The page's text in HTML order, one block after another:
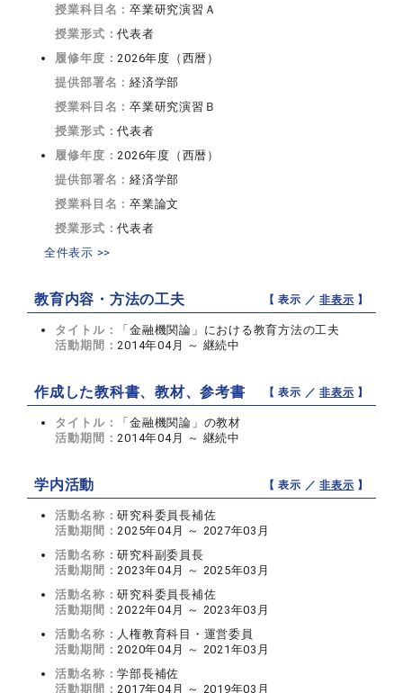
授業科目名：卒業研究演習Ａ
授業形式：代表者
履修年度：2026年度（西暦）
提供部署名：経済学部
授業科目名：卒業研究演習Ｂ
授業形式：代表者
履修年度：2026年度（西暦）
提供部署名：経済学部
授業科目名：卒業論文
授業形式：代表者
全件表示 >>
教育内容・方法の工夫 【 表示 ／非表示 】
タイトル：
「金融機関論」における教育方法の工夫
活動期間：2014年04月 ～ 継続中
作成した教科書、教材、参考書 【 表示 ／非表示 】
タイトル：
「金融機関論」の教材
活動期間：2014年04月 ～ 継続中
学内活動 【 表示 ／非表示 】
活動名称：研究科委員長補佐
活動期間：2025年04月 ～ 2027年03月
活動名称：研究科副委員長
活動期間：2023年04月 ～ 2025年03月
活動名称：研究科委員長補佐
活動期間：2022年04月 ～ 2023年03月
活動名称： 人権教育科目・運営委員
活動期間：2020年04月 ～ 2021年03月
活動名称：学部長補佐
活動期間：2017年04月 ～ 2019年03月